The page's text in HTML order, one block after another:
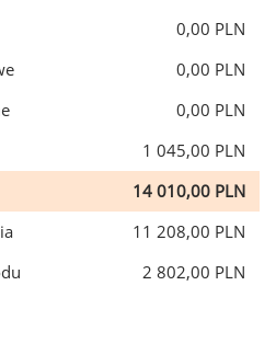
0,00 PLN
0,00 PLN
0,00 PLN
1 045,00 PLN
14 010,00 PLN
11 208,00 PLN
2 802,00 PLN